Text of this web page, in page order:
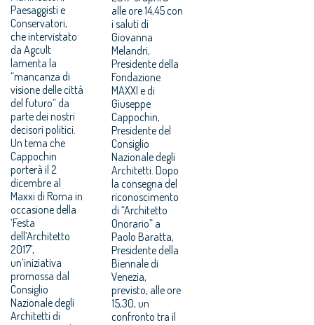
Paesaggisti e
Conservatori,
che intervistato
da Agcult
lamenta la
“mancanza di
visione delle città
del futuro” da
parte dei nostri
decisori politici.
Un tema che
Cappochin
porterà il 2
dicembre al
Maxxi di Roma in
occasione della
‘Festa
dell’Architetto
2017’,
un’iniziativa
promossa dal
Consiglio
Nazionale degli
Architetti di
alle ore 14,45 con
i saluti di
Giovanna
Melandri,
Presidente della
Fondazione
MAXXI e di
Giuseppe
Cappochin,
Presidente del
Consiglio
Nazionale degli
Architetti. Dopo
la consegna del
riconoscimento
di “Architetto
Onorario” a
Paolo Baratta,
Presidente della
Biennale di
Venezia,
previsto, alle ore
15,30, un
confronto tra il